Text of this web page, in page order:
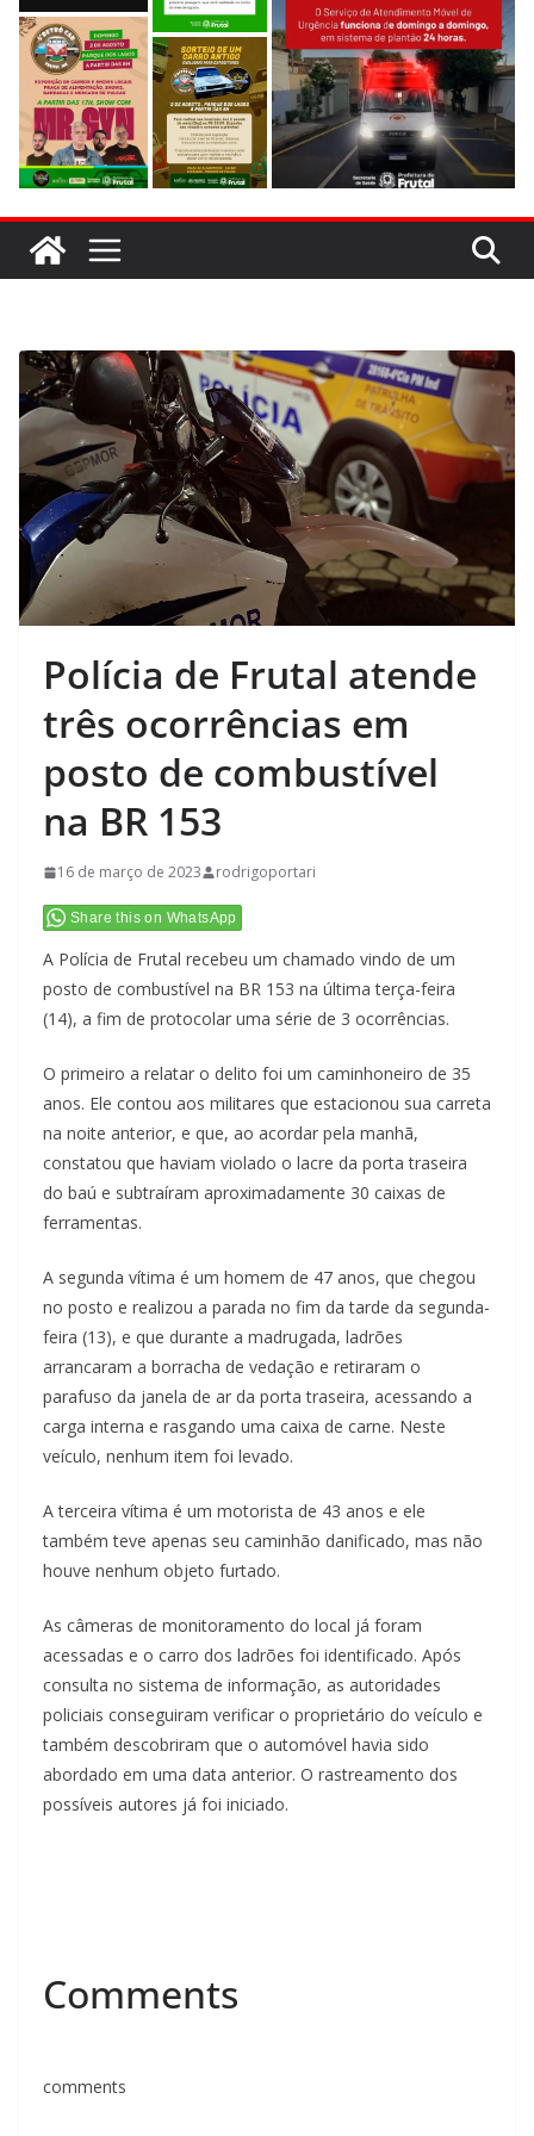
Polícia de Frutal atende
três ocorrências em
posto de combustível
na BR 153
16 de março de 2023 rodrigoportari
Share this on WhatsApp
A Polícia de Frutal recebeu um chamado vindo de um
posto de combustível na BR 153 na última terça-feira
(14), a fim de protocolar uma série de 3 ocorrências.
O primeiro a relatar o delito foi um caminhoneiro de 35
anos. Ele contou aos militares que estacionou sua carreta
na noite anterior, e que, ao acordar pela manhã,
constatou que haviam violado o lacre da porta traseira
do baú e subtraíram aproximadamente 30 caixas de
ferramentas.
A segunda vítima é um homem de 47 anos, que chegou
no posto e realizou a parada no fim da tarde da segunda-
feira (13), e que durante a madrugada, ladrões
arrancaram a borracha de vedação e retiraram o
parafuso da janela de ar da porta traseira, acessando a
carga interna e rasgando uma caixa de carne. Neste
veículo, nenhum item foi levado.
A terceira vítima é um motorista de 43 anos e ele
também teve apenas seu caminhão danificado, mas não
houve nenhum objeto furtado.
As câmeras de monitoramento do local já foram
acessadas e o carro dos ladrões foi identificado. Após
consulta no sistema de informação, as autoridades
policiais conseguiram verificar o proprietário do veículo e
também descobriram que o automóvel havia sido
abordado em uma data anterior. O rastreamento dos
possíveis autores já foi iniciado.
Comments
comments